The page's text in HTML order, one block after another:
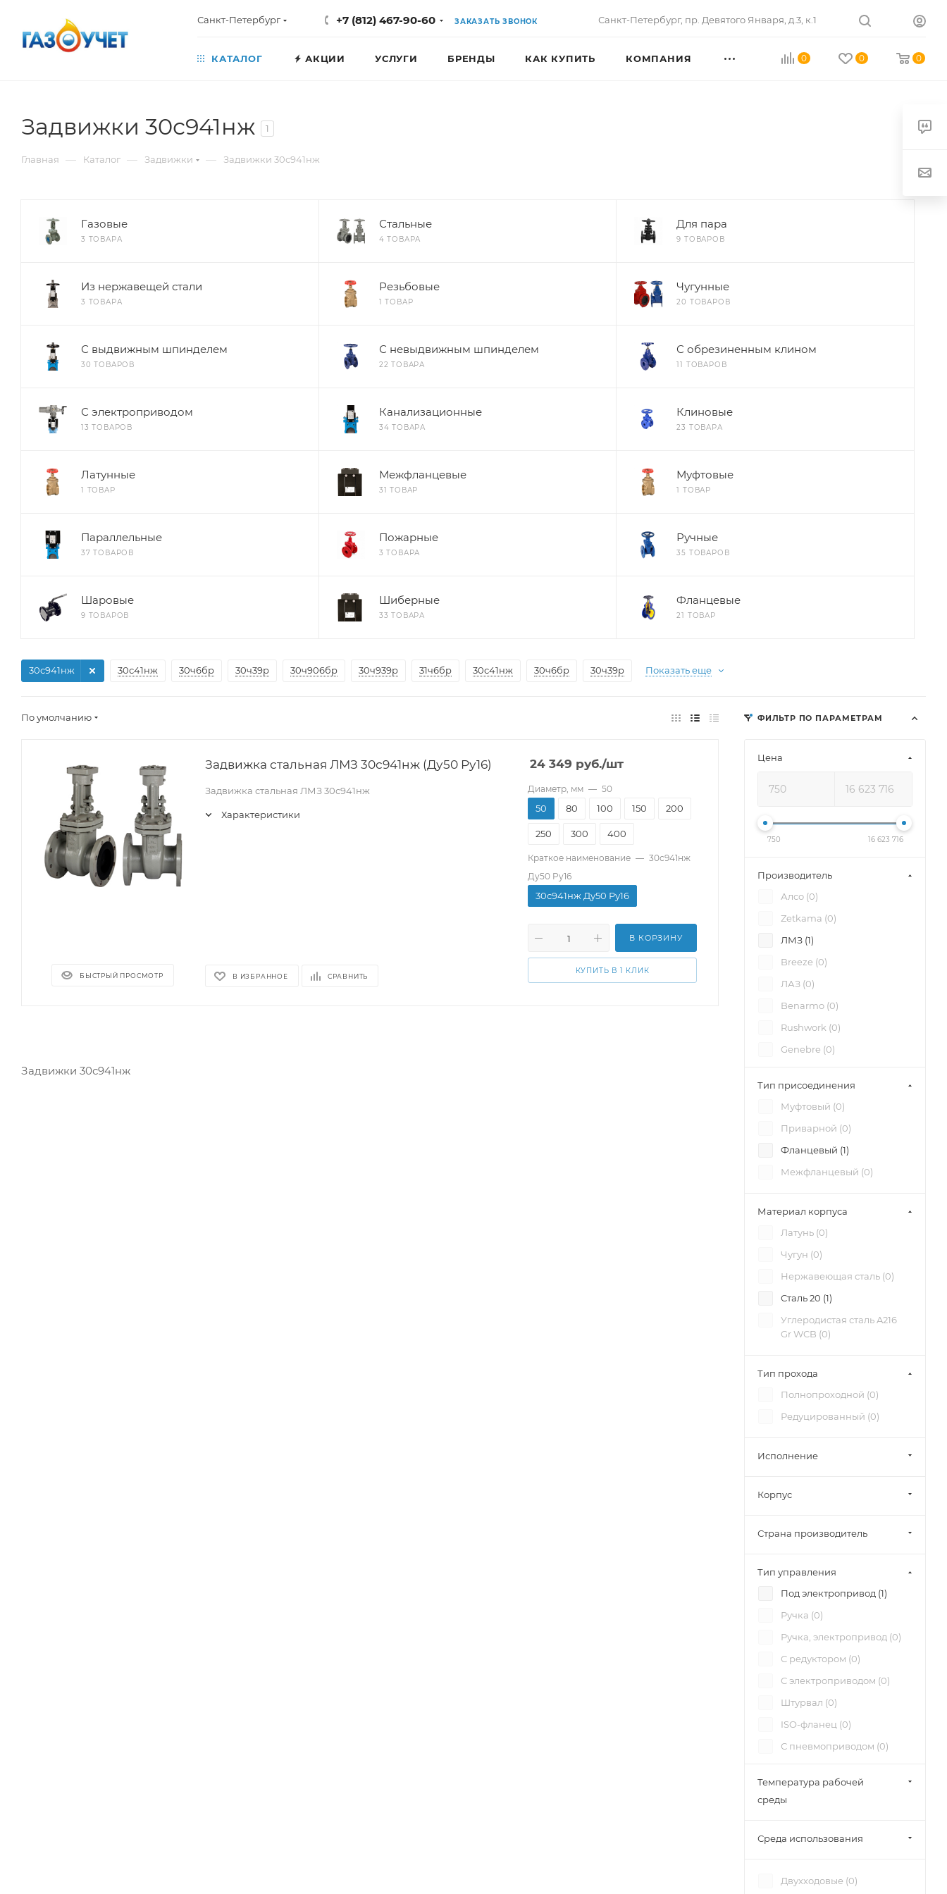
Санкт-Петербург +7 (812) 467-90-60 ЗАКАЗАТЬ ЗВОНОК Санкт-Петербург, пр. Девятого Января, д.3, к.1
0 0 0
КАТАЛОГ АКЦИИ УСЛУГИ БРЕНДЫ КАК КУПИТЬ КОМПАНИЯ
Задвижки 30с941нж 1
Главная — Каталог — Задвижки — Задвижки 30с941нж
Газовые
3 ТОВАРА
Стальные
4 ТОВАРА
Для пара
9 ТОВАРОВ
Из нержавещей стали
3 ТОВАРА
Резьбовые
1 ТОВАР
Чугунные
20 ТОВАРОВ
С выдвижным шпинделем
30 ТОВАРОВ
С невыдвижным шпинделем
22 ТОВАРА
С обрезиненным клином
11 ТОВАРОВ
С электроприводом
13 ТОВАРОВ
Канализационные
34 ТОВАРА
Клиновые
23 ТОВАРА
Латунные
1 ТОВАР
Межфланцевые
31 ТОВАР
Муфтовые
1 ТОВАР
Параллельные
37 ТОВАРОВ
Пожарные
3 ТОВАРА
Ручные
35 ТОВАРОВ
Шаровые
9 ТОВАРОВ
Шиберные
33 ТОВАРА
Фланцевые
21 ТОВАР
30с41нж 30ч6бр 30ч39р 30ч906бр 30ч939р 31ч6бр 30с41нж
30с941нж 30ч6бр 30ч39р Показать еще
По умолчанию
БЫСТРЫЙ ПРОСМОТР
Задвижка стальная ЛМЗ 30с941нж (Ду50 Pу16)
Задвижка стальная ЛМЗ 30с941нж
Характеристики
В ИЗБРАННОЕ СРАВНИТЬ
24 349 руб./шт
Диаметр, мм — 50
50 80 100 150 200
250 300 400
Краткое наименование — 30с941нж
Ду50 Pу16
30с941нж Ду50 Pу16
В КОРЗИНУ
КУПИТЬ В 1 КЛИК
Задвижки 30с941нж
ФИЛЬТР ПО ПАРАМЕТРАМ
Цена
750 16 623 716
Производитель
Алсо (0)
Zetkama (0)
ЛМЗ (1)
Breeze (0)
ЛАЗ (0)
Benarmo (0)
Rushwork (0)
Genebre (0)
Valstok (
Тип присоединения
Муфтовый (0)
Приварной (0)
Фланцевый (1)
Межфланцевый (0)
Материал корпуса
Латунь (0)
Чугун (0)
Нержавеющая сталь (0)
Сталь 20 (1)
Углеродистая сталь A216
Gr WCB (0)
Тип прохода
Полнопроходной (0)
Редуцированный (0)
Исполнение
Корпус
Страна производитель
Тип управления
Под электропривод (1)
Ручка (0)
Ручка, электропривод (0)
С редуктором (0)
С электроприводом (0)
Штурвал (0)
ISO-фланец (0)
С пневмоприводом (0)
Температура рабочей
среды
Среда использования
Двухходовые (0)